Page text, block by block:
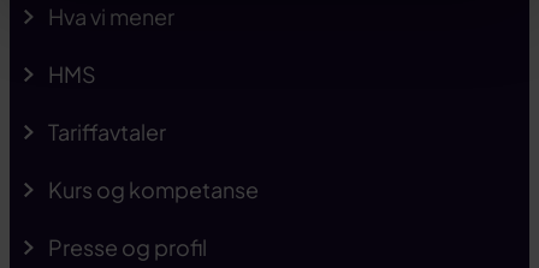
Hva vi mener
HMS
Tariffavtaler
Kurs og kompetanse
Presse og profil